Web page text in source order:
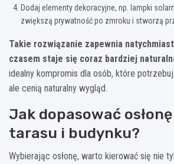
Dodaj elementy dekoracyjne, np. lampki
zwiększą prywatność po zmroku i stworzą
Takie rozwiązanie zapewnia
czasem staje się coraz bardziej
idealny kompromis dla osób, które
ale cenią naturalny wygląd.
Jak dopasować
tarasu i budynku?
Wybierając osłonę, warto kierować się nie